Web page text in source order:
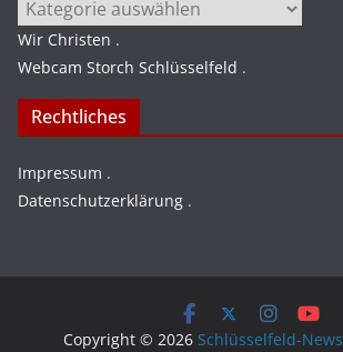
Kategorien
Wir Christen .
Webcam Storch Schlüsselfeld .
Rechtliches
Impressum .
Datenschutzerklärung .
Copyright © 2026 Schlüsselfeld-News